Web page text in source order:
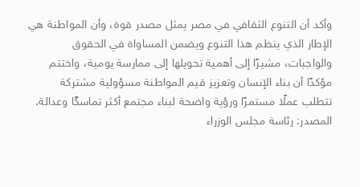
وأكد أن التنوع الثقافي في مصر يمثل مصدر قوة، وأن المواطنة هي
الإطار الذي ينظم هذا التنوع ويضمن المساواة في الحقوق
والواجبات، مشيرًا إلى أهمية تحويلها إلى ممارسة يومية، واختتم
مؤكدًا أن بناء الإنسان وتعزيز قيم المواطنة مسؤولية مشتركة
تتطلب عملًا مستمرًا ورؤية واضحة لبناء مجتمع أكثر تماسكًا وعدالة.
المصدر: رئاسة مجلس الوزراء